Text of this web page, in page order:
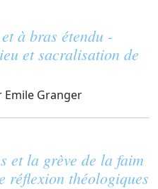
à bras étendu -
et sacralisation de
Granger
et la grève de la faim
réflexion théologiques